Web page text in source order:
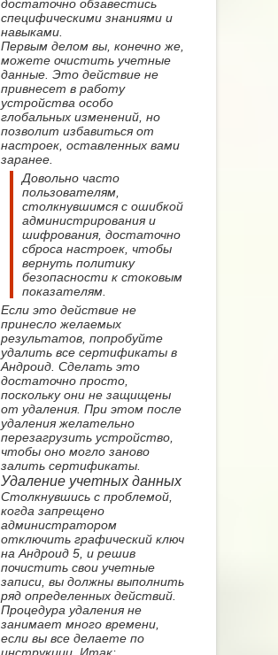
достаточно обзавестись
специфическими знаниями и
навыками.
Первым делом вы, конечно же,
можете очистить учетные
данные. Это действие не
привнесет в работу
устройства особо
глобальных изменений, но
позволит избавиться от
настроек, оставленных вами
заранее.
Довольно часто
пользователям,
столкнувшимся с ошибкой
администрирования и
шифрования, достаточно
сброса настроек, чтобы
вернуть политику
безопасности к стоковым
показателям.
Если это действие не
принесло желаемых
результатов, попробуйте
удалить все сертификаты в
Андроид. Сделать это
достаточно просто,
поскольку они не защищены
от удаления. При этом после
удаления желательно
перезагрузить устройство,
чтобы оно могло заново
залить сертификаты.
Удаление учетных данных
Столкнувшись с проблемой,
когда запрещено
администратором
отключить графический ключ
на Андроид 5, и решив
почистить свои учетные
записи, вы должны выполнить
ряд определенных действий.
Процедура удаления не
занимает много времени,
если вы все делаете по